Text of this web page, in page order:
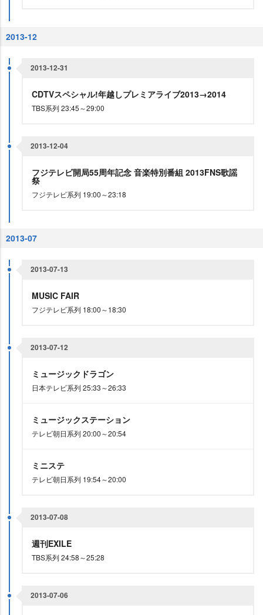
2013-12
2013-12-31
CDTVスペシャル!年越しプレミアライブ2013→2014
TBS系列 23:45～29:00
2013-12-04
フジテレビ開局55周年記念 音楽特別番組 2013FNS歌謡
祭
フジテレビ系列 19:00～23:18
2013-07
2013-07-13
MUSIC FAIR
フジテレビ系列 18:00～18:30
2013-07-12
ミュージックドラゴン
日本テレビ系列 25:33～26:33
ミュージックステーション
テレビ朝日系列 20:00～20:54
ミニステ
テレビ朝日系列 19:54～20:00
2013-07-08
週刊EXILE
TBS系列 24:58～25:28
2013-07-06